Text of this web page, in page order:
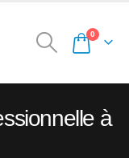
0
à